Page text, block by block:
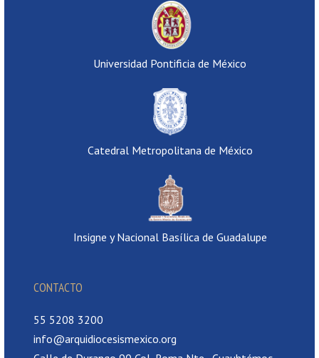
Universidad Pontificia de México
Catedral Metropolitana de México
Insigne y Nacional Basílica de Guadalupe
CONTACTO
55 5208 3200
info@arquidiocesismexico.org